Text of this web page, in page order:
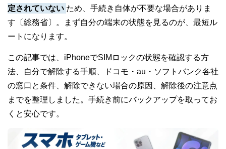
法
｜
iPhone
の
確
認
と
定されていない ため、手続き自体が不要な場合がありま
す〔総務省〕。まず自分の端末の状態を見るのが、最短ル
ートになります。
この記事では、iPhoneでSIMロックの状態を確認する方
法、自分で解除する手順、ドコモ・au・ソフトバンク各社
の窓口と条件、解除できない場合の原因、解除後の注意点
までを整理しました。手続き前にバックアップを取ってお
くと安心です。